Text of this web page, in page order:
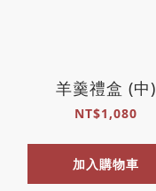
羊羹禮盒 (中)
NT$1,080
加入購物車